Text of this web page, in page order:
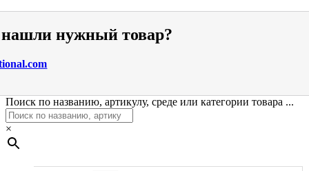
нужный товар?
Поиск по названию, артикулу, среде или категории товара ...
×